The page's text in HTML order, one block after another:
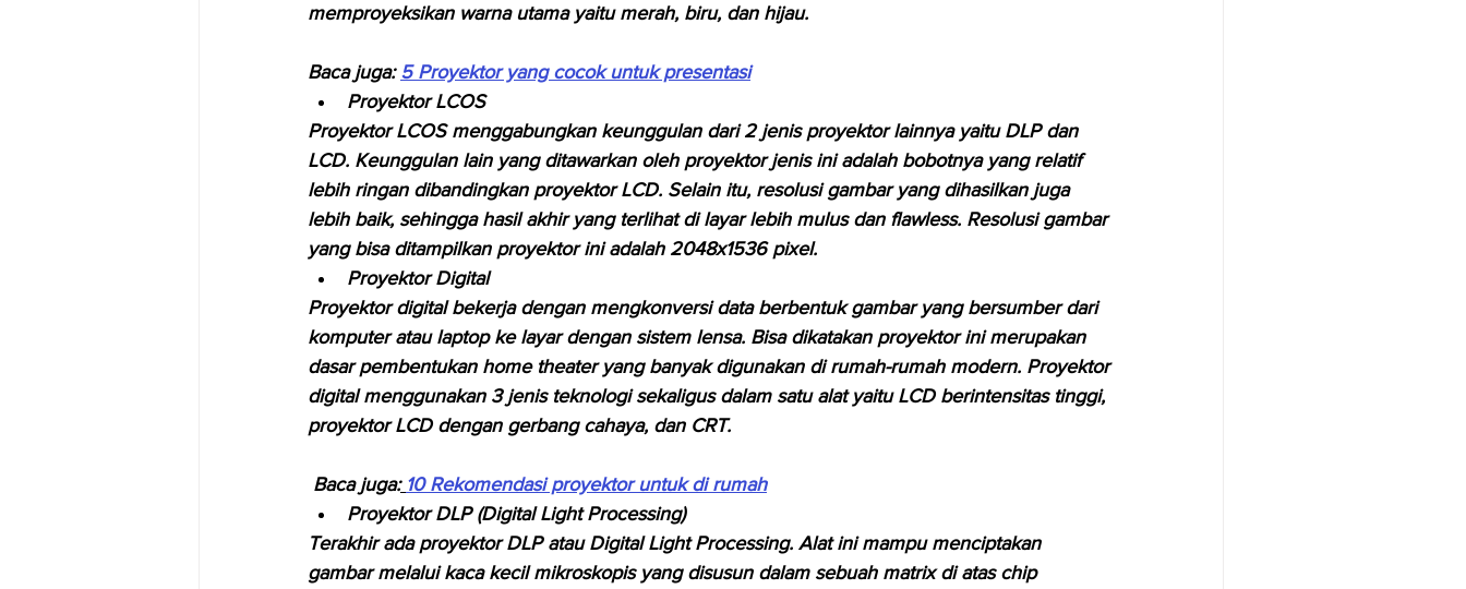
memproyeksikan warna utama yaitu merah, biru, dan hijau.
Baca juga: 5 Proyektor yang cocok untuk presentasi
Proyektor LCOS
Proyektor LCOS menggabungkan keunggulan dari 2 jenis proyektor lainnya yaitu DLP dan
LCD. Keunggulan lain yang ditawarkan oleh proyektor jenis ini adalah bobotnya yang relatif
lebih ringan dibandingkan proyektor LCD. Selain itu, resolusi gambar yang dihasilkan juga
lebih baik, sehingga hasil akhir yang terlihat di layar lebih mulus dan flawless. Resolusi gambar
yang bisa ditampilkan proyektor ini adalah 2048x1536 pixel.
Proyektor Digital
Proyektor digital bekerja dengan mengkonversi data berbentuk gambar yang bersumber dari
komputer atau laptop ke layar dengan sistem lensa. Bisa dikatakan proyektor ini merupakan
dasar pembentukan home theater yang banyak digunakan di rumah-rumah modern. Proyektor
digital menggunakan 3 jenis teknologi sekaligus dalam satu alat yaitu LCD berintensitas tinggi,
proyektor LCD dengan gerbang cahaya, dan CRT.
Baca juga: 10 Rekomendasi proyektor untuk di rumah
Proyektor DLP (Digital Light Processing)
Terakhir ada proyektor DLP atau Digital Light Processing. Alat ini mampu menciptakan
gambar melalui kaca kecil mikroskopis yang disusun dalam sebuah matrix di atas chip